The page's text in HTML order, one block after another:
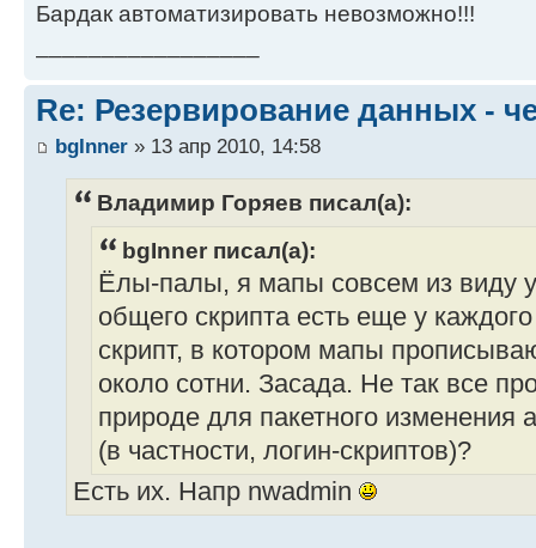
Бардак автоматизировать невозможно!!!
Re: Резервирование данных -
bgInner » 13 апр 2010, 14:58
Владимир Горяев писал(а):
bgInner писал(а):
Ёлы-палы, я мапы совсем из виду
общего скрипта есть еще у
скрипт, в котором мапы
около сотни. Засада. Не так все
природе для пакетного изменения
(в частности, логин-скриптов)?
Есть их. Напр nwadmin